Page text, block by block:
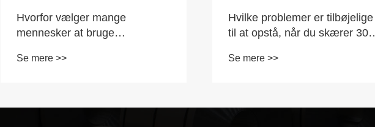
Hvorfor vælger mange
mennesker at bruge
vægge?
Se mere >>
Hvilke problemer er tilbøjelige
til at opstå, når du skærer 304
Se mere >>